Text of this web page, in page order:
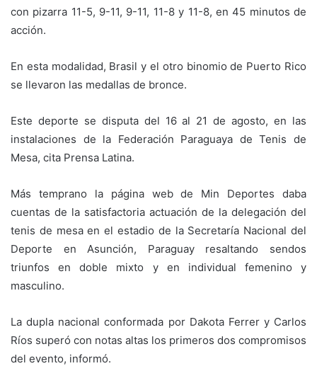
con pizarra 11-5, 9-11, 9-11, 11-8 y 11-8, en 45 minutos de
acción.
En esta modalidad, Brasil y el otro binomio de Puerto Rico
se llevaron las medallas de bronce.
Este deporte se disputa del 16 al 21 de agosto, en las
instalaciones de la Federación Paraguaya de Tenis de
Mesa, cita Prensa Latina.
Más temprano la página web de Min Deportes daba
cuentas de la satisfactoria actuación de la delegación del
tenis de mesa en el estadio de la Secretaría Nacional del
Deporte en Asunción, Paraguay resaltando sendos
triunfos en doble mixto y en individual femenino y
masculino.
La dupla nacional conformada por Dakota Ferrer y Carlos
Ríos superó con notas altas los primeros dos compromisos
del evento, informó.